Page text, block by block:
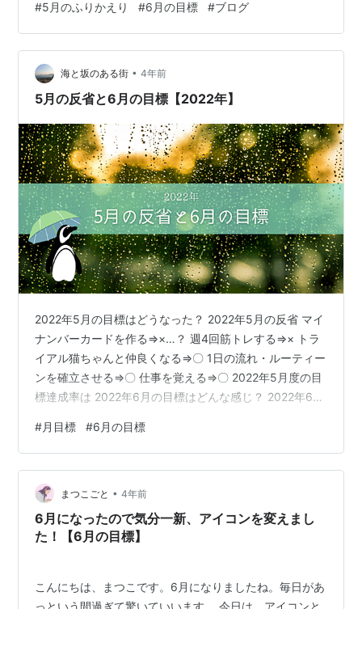
#5月のふりかえり #6月の目標 #ブログ
海と坂のある街 • 4年前
5月の反省と6月の目標【2022年】
2022年5月の目標はどうなった？ 2022年5月の反省 マイ
ナンバーカードを作る⇒×…？ 週4回筋トレする⇒× トラ
イアル猫ちゃんと仲良くなる⇒〇 1日の流れ・ルーティー
ンを確立させる⇒〇 仕事を覚える⇒〇 2022年5月度の目
標達成率は 2022年6月の目標はどんな感じ？ 2022年6月
にダラダラできるように月～土を頑張る ブログを週1回書
く お金の管理をしっかりやる まとめ 2022年5月の目標
はどうなった？ さて5月の目標はこんな感じでした。 マ
イナンバーカードを作る 週4回筋トレする トライアル猫
ちゃんと仲良くなる 1日の流れ・ル…
#月目標 #6月の目標
まつこごと • 4年前
6月になったので気分一新、アイコンを変えまし
た！【6月の目標】